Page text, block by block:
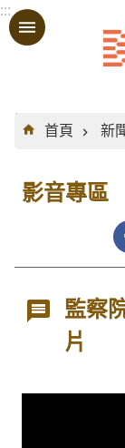
跳到主要內容區塊
:::
:::
首頁
新
影音專區
監察
片